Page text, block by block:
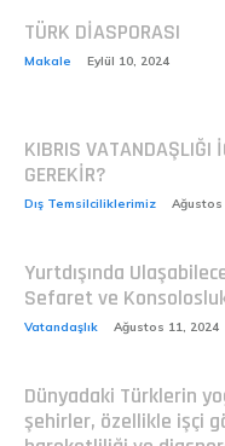
TÜRK DİASPORASI
Makale Eylül 10, 2024
KIBRIS VATANDAŞLIĞI
GEREKİR?
Dış Temsilciliklerimiz Ağustos
Yurtdışında
Sefaret ve
Vatandaşlık Ağustos 11, 2024
Dünyadaki Türklerin
şehirler, özellikle işçi